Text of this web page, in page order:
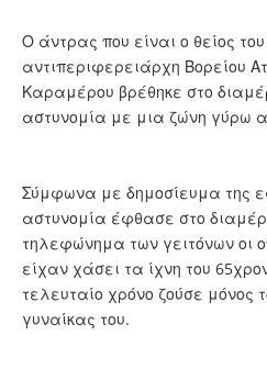
Ο άντρας που είναι ο θείος
αντιπεριφερειάρχη Βορείου
Καραμέρου βρέθηκε στο
αστυνομία με μια ζώνη γύρω
Σύμφωνα με δημοσίευμα της
αστυνομία έφθασε στο
τηλεφώνημα των γειτόνων οι
είχαν χάσει τα ίχνη του
τελευταίο χρόνο ζούσε μόνος
γυναίκας του.